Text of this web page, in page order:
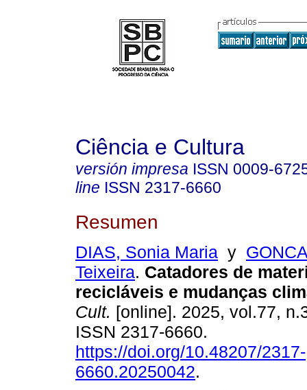
Ciência e Cultura
versión impresa ISSN 0009-
line ISSN 2317-6660
Resumen
DIAS, Sonia Maria y
Teixeira. Catadores de
recicláveis e mudanças
Cult. [online]. 2025, vol.77,
ISSN 2317-6660.
https://doi.org/10.48207/2317-
6660.20250042.